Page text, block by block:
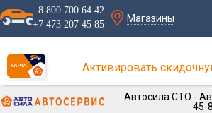
8 800 700 64 42
+7 473 207 45 85
Магазины
Активировать
Автосила СТО -
45-